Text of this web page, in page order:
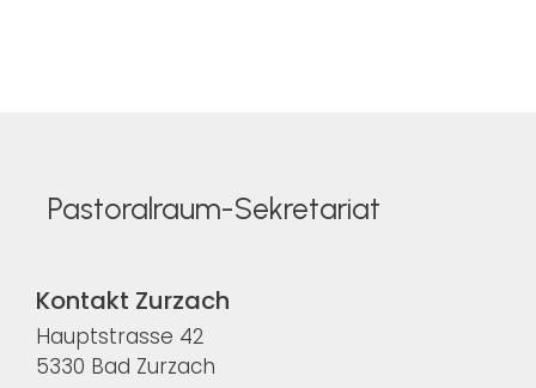
Pastoralraum-Sekretariat
Kontakt Zurzach
Hauptstrasse 42
5330 Bad Zurzach